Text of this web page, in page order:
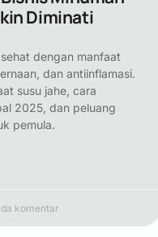
Diminati
dengan manfaat
dan antiinflamasi.
susu jahe, cara
2025, dan peluang
pemula.
komentar